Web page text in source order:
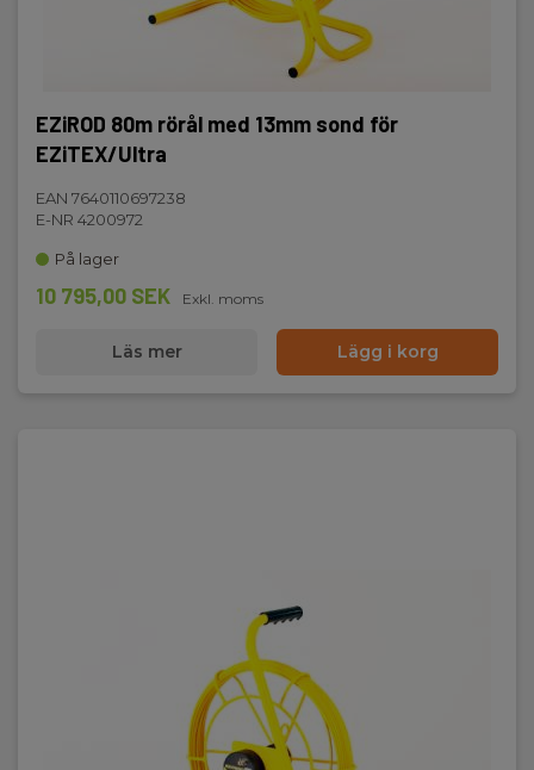
EZiROD 80m rörål med 13mm sond för
EZiTEX/Ultra
EAN 7640110697238
E-NR 4200972
På lager
10 795,00 SEK Exkl. moms
Läs mer Lägg i korg